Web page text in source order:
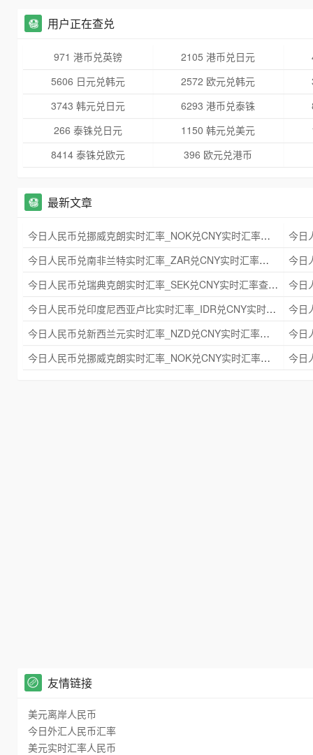
用户正在查兑
971 港币兑英镑 2105 港币兑日元
5606 日元兑韩元
2572 欧元兑韩元
3743 韩元兑日元
6293 港币兑泰铢
266 泰铢兑日元
1150 韩元兑美元
8414 泰铢兑欧元
396 欧元兑港币
最新文章
今日人民币兑挪威克朗实时汇率_NOK兑CNY实时汇率查询 2025年09月21日
今日人民币兑南非兰特实时汇率_ZAR兑CNY实时汇率查询 2025年09月21日
今日人民币兑瑞典克朗实时汇率_SEK兑CNY实时汇率查询 2025年09月21日
今日人民币兑印度尼西亚卢比实时汇率_IDR兑CNY实时汇率查询 2025年09月21日
今日人民币兑新西兰元实时汇率_NZD兑CNY实时汇率查询 2025年09月21日
今日人民币兑挪威克朗实时汇率_NOK兑CNY实时汇率查询 2025年09月21日
友情链接
美元离岸人民币
今日外汇人民币汇率
美元实时汇率人民币